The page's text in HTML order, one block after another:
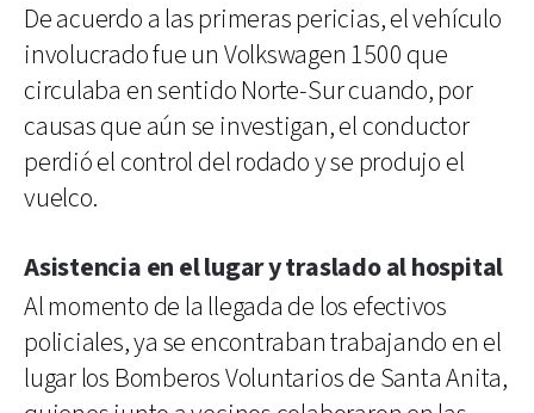
De acuerdo a las primeras pericias, el vehículo
involucrado fue un Volkswagen 1500 que
circulaba en sentido Norte-Sur cuando, por
causas que aún se investigan, el conductor
perdió el control del rodado y se produjo el
vuelco.
Asistencia en el lugar y traslado al hospital
Al momento de la llegada de los efectivos
policiales, ya se encontraban trabajando en el
lugar los Bomberos Voluntarios de Santa Anita,